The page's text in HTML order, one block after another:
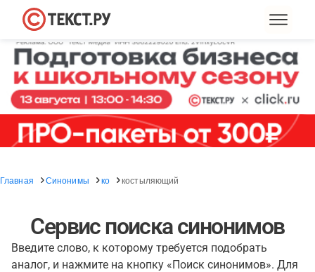
Главная Синонимы ко костыляющий
Сервис поиска синонимов
Введите слово, к которому требуется подобрать
аналог, и нажмите на кнопку «Поиск синонимов». Для